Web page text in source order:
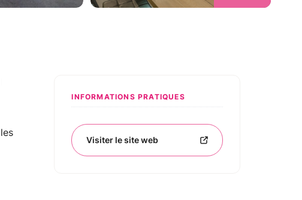
les
INFORMATIONS PRATIQUES
Visiter le site web